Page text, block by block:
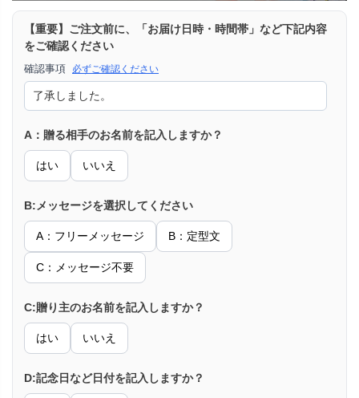
【重要】ご注文前に、「お届け日時・時間帯」など下記内容
をご確認ください
確認事項 必ずご確認ください
A：贈る相手のお名前を記入しますか？
はい いいえ
B:メッセージを選択してください
A：フリーメッセージ B：定型文
C：メッセージ不要
C:贈り主のお名前を記入しますか？
はい いいえ
D:記念日など日付を記入しますか？